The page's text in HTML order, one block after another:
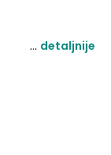
detaljnije